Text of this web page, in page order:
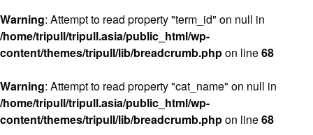
TRIPULLブログ
About
私たちについて
Warning: Attempt to read property "term_id" on null in
/home/tripull/tripull.asia/public_html/wp-
content/themes/tripull/lib/breadcrumb.phpon line68
Warning: Attempt to read property "cat_name" on null in
/home/tripull/tripull.asia/public_html/wp-
content/themes/tripull/lib/breadcrumb.phpon line68